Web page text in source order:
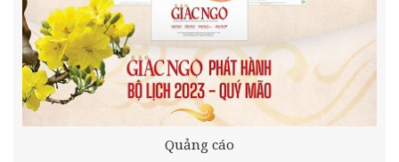
Quảng cáo